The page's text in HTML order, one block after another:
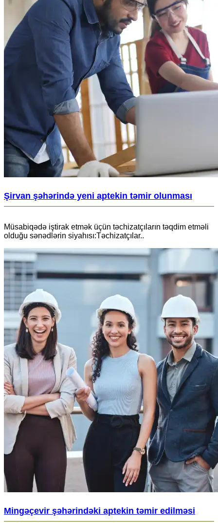
Şirvan şəhərində yeni aptekin təmir olunması
Müsabiqədə iştirak etmək üçün təchizatçıların təqdim etməli
olduğu sənədlərin siyahısı:Təchizatçılar..
Mingəçevir şəhərindəki aptekin təmir edilməsi